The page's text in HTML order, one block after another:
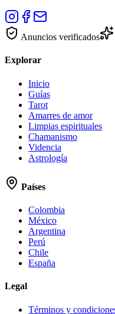
Anuncios verificados
Explorar
Inicio
Guías
Tarot
Amarres de amor
Limpias espirituales
Chamanismo
Videncia
Astrología
Países
Colombia
México
Argentina
Perú
Chile
España
Legal
Términos y